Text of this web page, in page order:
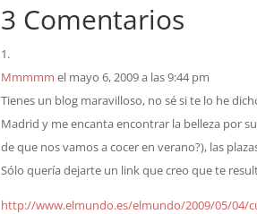
3 Comentarios
Mmmmm el mayo 6, 2009 a las 9:44 pm
Tienes un blog maravilloso, no sé si te lo he
Madrid y me encanta encontrar la belleza por
de que nos vamos a cocer en verano?), las
Sólo quería dejarte un link que creo que te
http://www.elmundo.es/elmundo/2009/05/04/